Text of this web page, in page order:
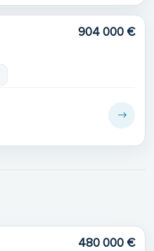
904 000 €
480 000 €